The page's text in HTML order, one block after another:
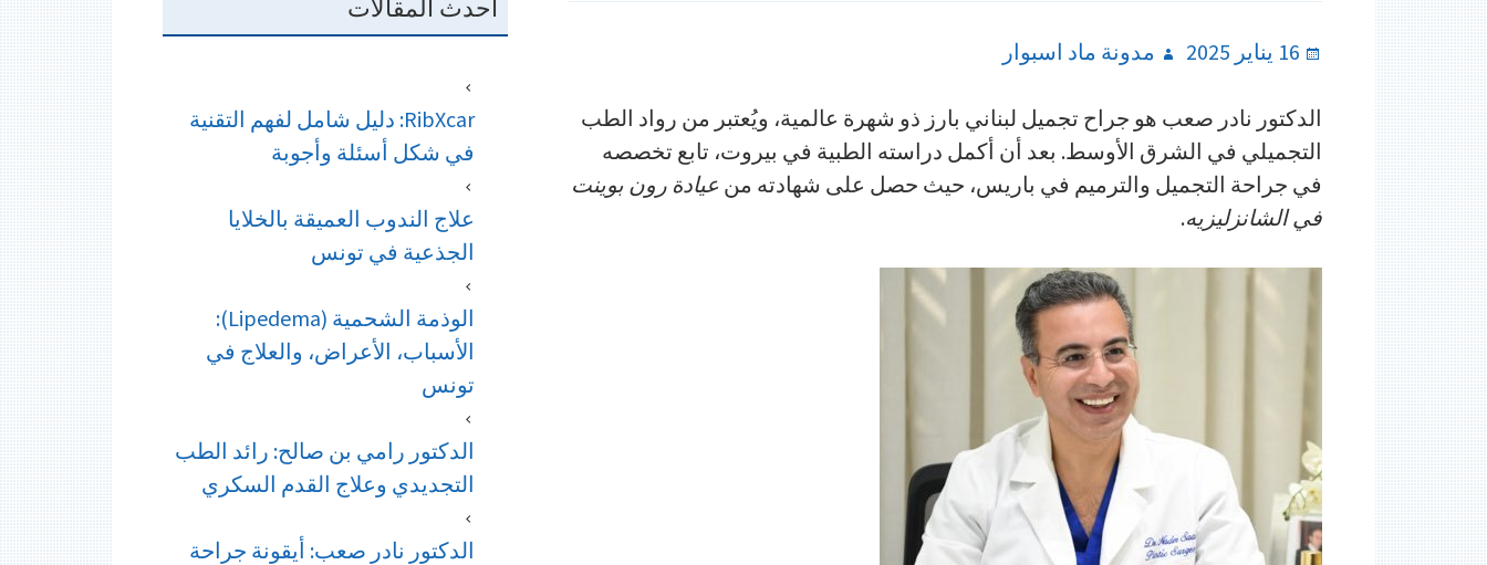
Posted
16 يناير 2025 Author
مدونة ماد اسبوار
الدكتور نادر صعب هو جراح تجميل لبناني بارز ذو شهرة عالمية، ويُعتبر من رواد الطب
التجميلي في الشرق الأوسط. بعد أن أكمل دراسته الطبية في بيروت، تابع تخصصه
في جراحة التجميل والترميم في باريس، حيث حصل على شهادته من عيادة رون بوينت
في الشانزليزيه.
أحدث المقالات
RibXcar: دليل شامل لفهم التقنية
في شكل أسئلة وأجوبة
علاج الندوب العميقة بالخلايا
الجذعية في تونس
الوذمة الشحمية (Lipedema):
الأسباب، الأعراض، والعلاج في
تونس
الدكتور رامي بن صالح: رائد الطب
التجديدي وعلاج القدم السكري
الدكتور نادر صعب: أيقونة جراحة